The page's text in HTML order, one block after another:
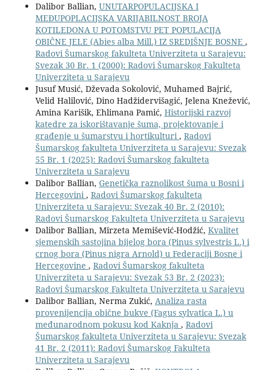
Dalibor Ballian, UNUTARPOPULACIJSKA I
MEĐUPOPLACIJSKA VARIJABILNOST BROJA
KOTILEDONA U POTOMSTVU PET POPULACIJA
OBIČNE JELE (Abies alba Mill.) IZ SREDIŠNJE BOSNE ,
Radovi Šumarskog fakulteta Univerziteta u Sarajevu:
Svezak 30 Br. 1 (2000): Radovi Šumarskog Fakulteta
Univerziteta u Sarajevu
Jusuf Musić, Dževada Sokolović, Muhamed Bajrić,
Velid Halilović, Dino Hadžidervišagić, Jelena Knežević,
Amina Karišik, Ehlimana Pamić, Historijski razvoj
katedre za iskorištavanje šuma, projektovanje i
građenje u šumarstvu i hortikulturi, Radovi
Šumarskog fakulteta Univerziteta u Sarajevu: Svezak
55 Br. 1 (2025): Radovi Šumarskog fakulteta
Univerziteta u Sarajevu
Dalibor Ballian, Genetička raznolikost šuma u Bosni i
Hercegovini, Radovi Šumarskog fakulteta
Univerziteta u Sarajevu: Svezak 40 Br. 2 (2010):
Radovi Šumarskog Fakulteta Univerziteta u Sarajevu
Dalibor Ballian, Mirzeta Memišević-Hodžić, Kvalitet
sjemenskih sastojina bijelog bora (Pinus sylvestris L.) i
crnog bora (Pinus nigra Arnold) u Federaciji Bosne i
Hercegovine , Radovi Šumarskog fakulteta
Univerziteta u Sarajevu: Svezak 53 Br. 2 (2023):
Radovi Šumarskog Fakulteta Univerziteta u Sarajevu
Dalibor Ballian, Nerma Zukić, Analiza rasta
provenijencija obične bukve (Fagus sylvatica L.) u
međunarodnom pokusu kod Kaknja , Radovi
Šumarskog fakulteta Univerziteta u Sarajevu: Svezak
41 Br. 2 (2011): Radovi Šumarskog Fakulteta
Univerziteta u Sarajevu